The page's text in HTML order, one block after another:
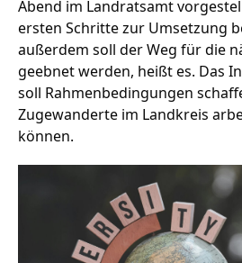
Stellenangebote
Unternehmen
Das geheime Geräusch
Amphibienschutz
Team
Programm
Service
Handwerker
Abend im Landratsamt
ersten Schritte zur Umsetzung
außerdem soll der Weg für die
geebnet werden, heißt es. Das
soll Rahmenbedingungen
Zugewanderte im Landkreis
können.